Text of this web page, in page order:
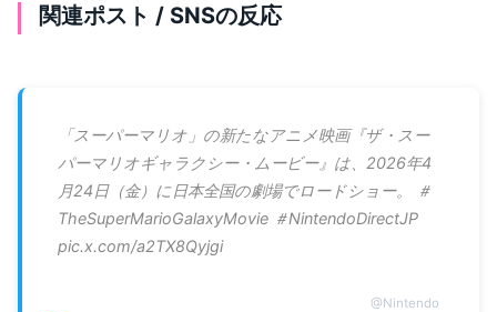
関連ポスト / SNSの反応
「スーパーマリオ」の新たなアニメ映画『ザ・スー
パーマリオギャラクシー・ムービー』は、2026年4
月24日（金）に日本全国の劇場でロードショー。 ＃
TheSuperMarioGalaxyMovie ＃NintendoDirectJP
pic.x.com/a2TX8Qyjgi
@Nintendo